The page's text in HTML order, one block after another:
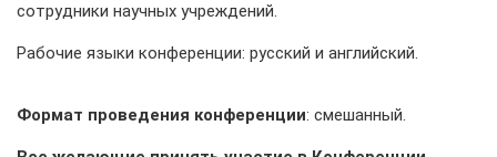
сотрудники научных учреждений.
Рабочие языки конференции: русский и английский.
Формат проведения конференции: смешанный.